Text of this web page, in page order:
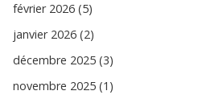
février 2026 (5)
janvier 2026 (2)
décembre 2025 (3)
novembre 2025 (1)